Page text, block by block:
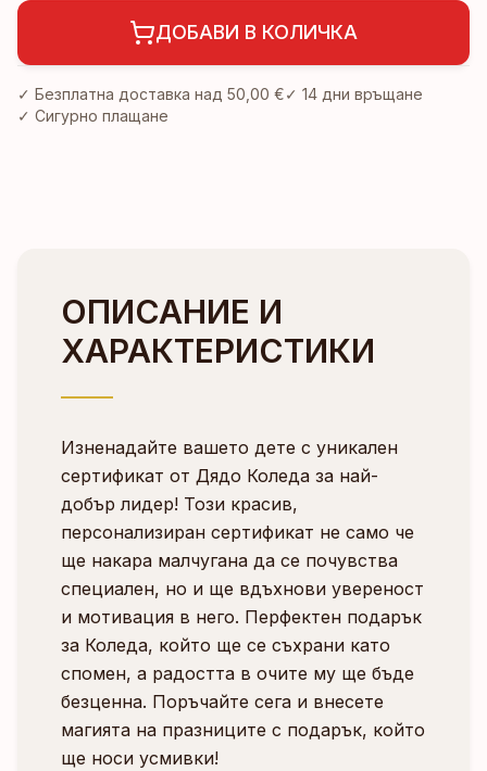
ДОБАВИ В КОЛИЧКА
✓ Безплатна доставка над 50,00 €✓ 14 дни връщане
✓ Сигурно плащане
ОПИСАНИЕ И
ХАРАКТЕРИСТИКИ
Изненадайте вашето дете с уникален
сертификат от Дядо Коледа за най-
добър лидер! Този красив,
персонализиран сертификат не само че
ще накара малчугана да се почувства
специален, но и ще вдъхнови увереност
и мотивация в него. Перфектен подарък
за Коледа, който ще се съхрани като
спомен, а радостта в очите му ще бъде
безценна. Поръчайте сега и внесете
магията на празниците с подарък, който
ще носи усмивки!